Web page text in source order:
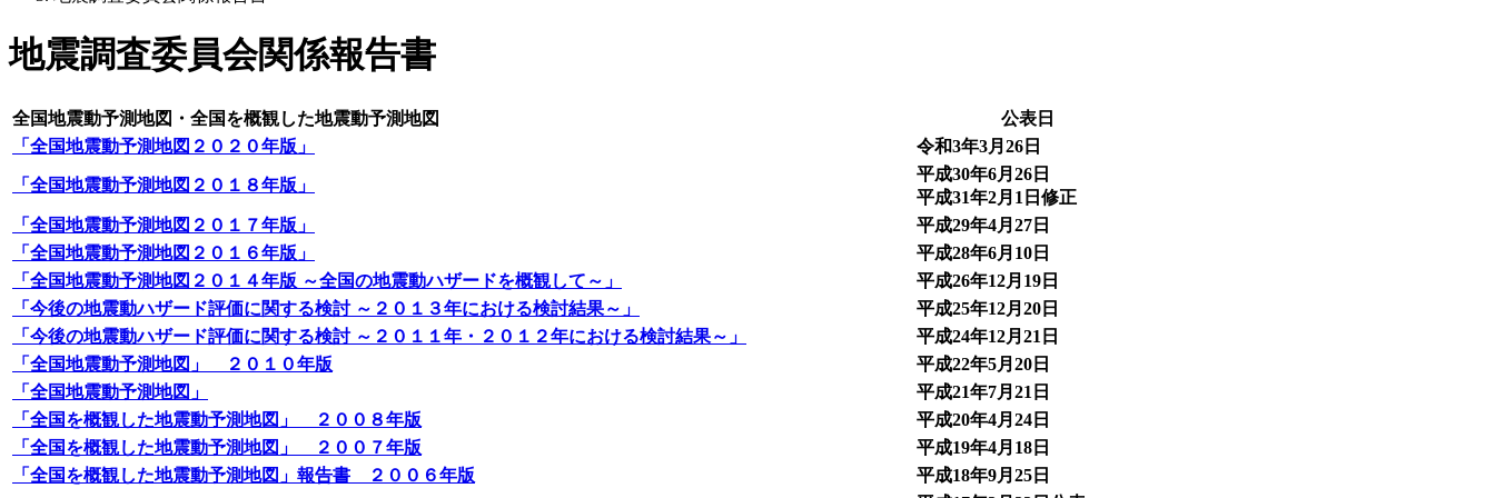
地震調査委員会関係報告書
全国地震動予測地図・全国を概観した地震動予測地図
公表日
「全国地震動予測地図２０２０年版」
令和3年3月26日
「全国地震動予測地図２０１８年版」
平成30年6月26日
平成31年2月1日修正
「全国地震動予測地図２０１７年版」
平成29年4月27日
「全国地震動予測地図２０１６年版」
平成28年6月10日
「全国地震動予測地図２０１４年版 ～全国の地震動ハザードを概観して～」
平成26年12月19日
「今後の地震動ハザード評価に関する検討 ～２０１３年における検討結果～」
平成25年12月20日
「今後の地震動ハザード評価に関する検討 ～２０１１年・２０１２年における検討結果～」
平成24年12月21日
「全国地震動予測地図」 ２０１０年版
平成22年5月20日
「全国地震動予測地図」
平成21年7月21日
「全国を概観した地震動予測地図」 ２００８年版
平成20年4月24日
「全国を概観した地震動予測地図」 ２００７年版
平成19年4月18日
「全国を概観した地震動予測地図」報告書 ２００６年版
平成18年9月25日